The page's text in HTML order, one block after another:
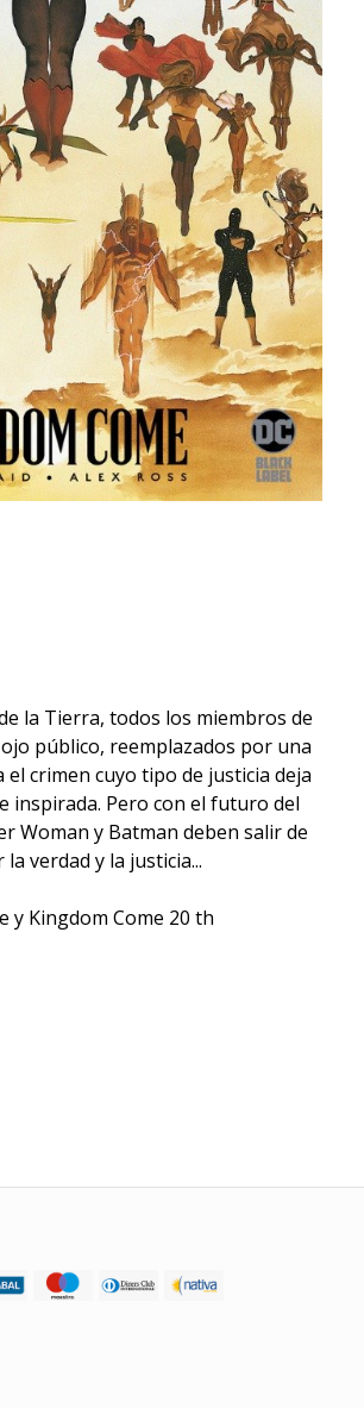
la Tierra, todos los miembros de
público, reemplazados por una
crimen cuyo tipo de justicia deja
inspirada. Pero con el futuro del
Woman y Batman deben salir de
verdad y la justicia...
y Kingdom Come 20 th